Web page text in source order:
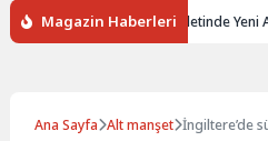
Magazin Haberleri
Gençlere Tren Biletinde Yeni
Ana Sayfa Alt manşet İngiltere’de